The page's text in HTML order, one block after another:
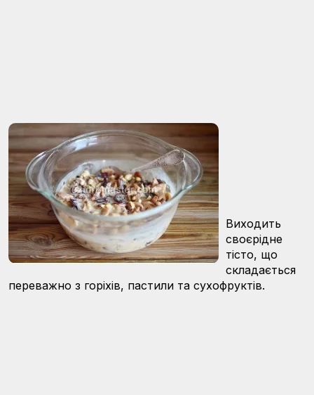
Виходить
своєрідне
тісто, що
складається
переважно з горіхів, пастили та сухофруктів.